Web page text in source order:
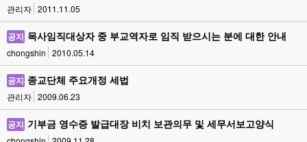
관리자 2011.11.05
공지 목사임직대상자 중 부교역자로 임직 받으시는 분에 대한 안내
chongshin 2010.05.14
공지 종교단체 주요개정 세법
관리자 2009.06.23
공지 기부금 영수증 발급대장 비치 보관의무 및 세무서보고양식